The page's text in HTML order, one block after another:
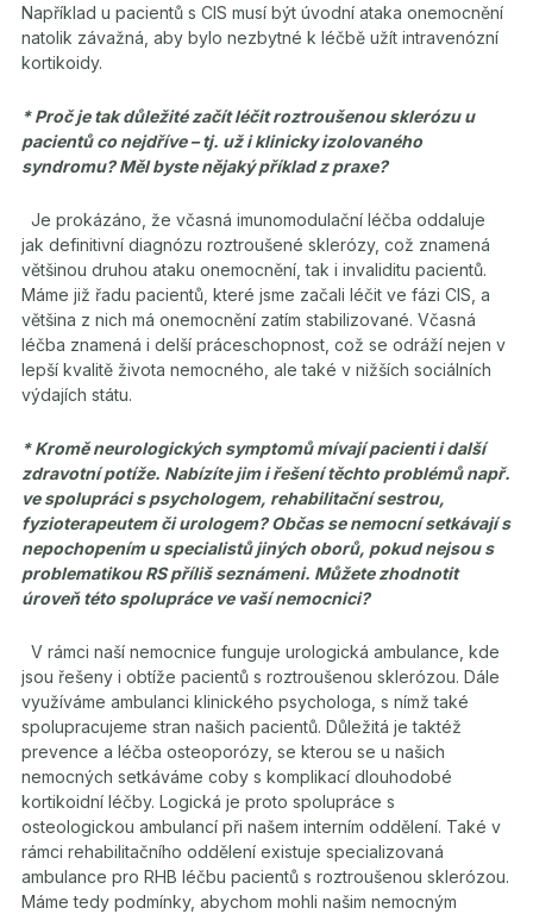
Například u pacientů s CIS musí být úvodní ataka onemocnění
natolik závažná, aby bylo nezbytné k léčbě užít intravenózní
kortikoidy.
* Proč je tak důležité začít léčitroztroušenou sklerózu u
pacientů co nejdříve – tj. už i klinicky izolovaného
syndromu? Měl byste nějaký příklad z praxe?
Je prokázáno, že včasná imunomodulační léčba oddaluje
jak definitivní diagnózu roztroušené sklerózy, což znamená
většinou druhou ataku onemocnění, tak i invaliditu pacientů.
Máme již řadu pacientů, které jsme začali léčit ve fázi CIS, a
většina z nich má onemocnění zatím stabilizované. Včasná
léčba znamená i delší práceschopnost, což se odráží nejen v
lepší kvalitě života nemocného, ale také v nižších sociálních
výdajích státu.
* Kromě neurologických symptomů mívají pacienti i další
zdravotní potíže. Nabízíte jim i řešení těchto problémů např.
ve spolupráci s psychologem, rehabilitační sestrou,
fyzioterapeutem či urologem? Občas se nemocní setkávají s
nepochopením u specialistů jiných oborů, pokud nejsou s
problematikou RS příliš seznámeni. Můžete zhodnotit
úroveň této spolupráce ve vaší nemocnici?
V rámci naší nemocnice funguje urologická ambulance, kde
jsou řešeny i obtíže pacientů s roztroušenou sklerózou. Dále
využíváme ambulanci klinického psychologa, s nímž také
spolupracujeme stran našich pacientů. Důležitá je taktéž
prevence a léčba osteoporózy, se kterou se u našich
nemocných setkáváme coby s komplikací dlouhodobé
kortikoidní léčby. Logická je proto spolupráce s
osteologickou ambulancí při našem interním oddělení. Také v
rámci rehabilitačního oddělení existuje specializovaná
ambulance pro RHB léčbu pacientů s roztroušenou sklerózou.
Máme tedy podmínky, abychom mohli našim nemocným